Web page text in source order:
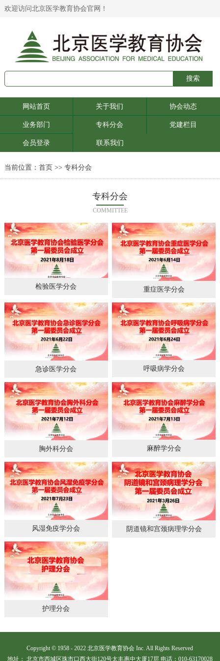
欢迎访问北京医学教育协会官网！
网站首页 关于我们 协会动态
业务部门 专科分会 党建栏目
会员登录 联系我们
当前位置： 首页>> 专科分会
专科分会
COMMITTEE
检验医学分会 重症医学分会
急诊医学分会 呼吸病学分会
胸外科分会 麻醉学分会
风湿免疫学分会 阴道镜和宫颈病理学分会
护理分会
Copyright © 1958 - 2022 北京医学教育协会 Inc. All Rights Reserved
地址： 北京市西城区珠市口西大街120号太丰惠中大厦17层 电话：010-63170028